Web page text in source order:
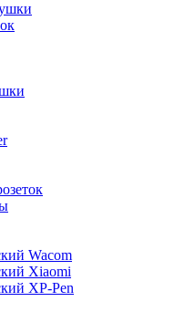
Wacom
Xiaomi
XP-Pen